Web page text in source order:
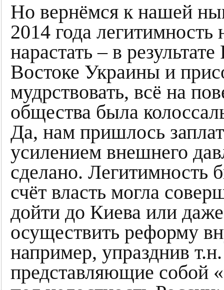
Но вернёмся к нашей
2014 года
нарастать – в
Востоке Украины и
мудрствовать, всё на
общества была
Да, нам пришлось
усилением внешнего
сделано. Легитимность
счёт власть могла
дойти до Киева или
осуществить реформу
например, упразднив
представляющие собой